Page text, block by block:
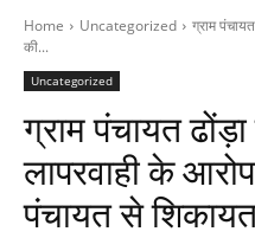
Home Uncategorized
ग्राम
की...
Uncategorized
ग्राम पंचायत
लापरवाही के
पंचायत से